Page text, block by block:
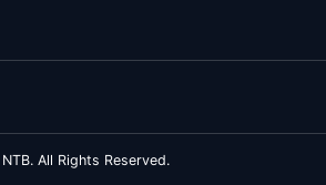
All Rights Reserved.